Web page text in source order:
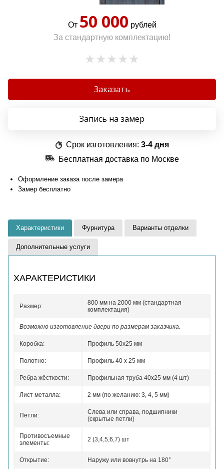
От 50 000 рублей
За стандартную комплектацию!
Заказать
Запись на замер
Срок изготовления: 3-4 дня
Бесплатная доставка по Москве
Оформление заказа после замера
Замер бесплатно
Характеристики Фурнитура Варианты отделки
Дополнительные услуги
ХАРАКТЕРИСТИКИ
Размер:
800 мм на 2000 мм (стандартная
комплектация)
Возможно изготовление двери по размерам заказчика.
Коробка: Профиль 50x25 мм
Полотно: Профиль 40 x 25 мм
Ребра жёсткости: Профильная труба 40х25 мм (4 шт)
Лист металла: 2 мм (по желанию: 3, 4, 5 мм)
Петли:
Слева или справа, подшипники
(скрытые петли)
Противосъемные
элементы:
2 (3,4,5,6,7) шт
Открытие: Наружу или вовнутрь на 180°